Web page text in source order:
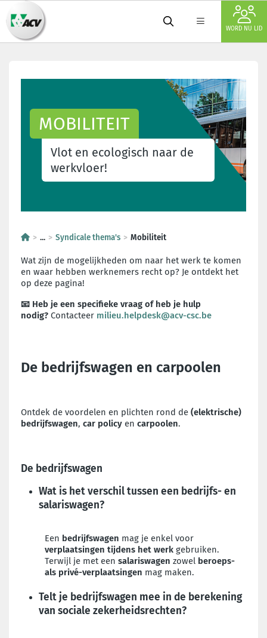
WORD NU LID
MOBILITEIT
Vlot en ecologisch naar de
werkvloer!
... Syndicale thema's Mobiliteit
Wat zijn de mogelijkheden om naar het werk te komen
en waar hebben werknemers recht op? Je ontdekt het
op deze pagina!
📧 Heb je een specifieke vraag of heb je hulp
nodig? Contacteer milieu.helpdesk@acv-csc.be
De bedrijfswagen en carpoolen
Ontdek de voordelen en plichten rond de (elektrische)
bedrijfswagen, car policy en carpoolen.
De bedrijfswagen
Wat is het verschil tussen een bedrijfs- en
salariswagen?
Een bedrijfswagen mag je enkel voor
verplaatsingen tijdens het werk gebruiken.
Terwijl je met een salariswagen zowel beroeps-
als privé-verplaatsingen mag maken.
Telt je bedrijfswagen mee in de berekening
van sociale zekerheidsrechten?